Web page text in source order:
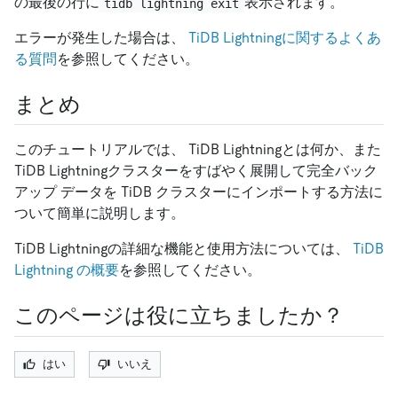
tidb lightning exit
エラーが発生した場合は、 TiDB Lightningに関するよくあ
る質問 を参照してください。
まとめ
このチュートリアルでは、 TiDB Lightningとは何か、また
TiDB Lightningクラスターをすばやく展開して完全バック
アップ データを TiDB クラスターにインポートする方法に
ついて簡単に説明します。
TiDB Lightningの詳細な機能と使用方法については、 TiDB
Lightning の概要を参照してください。
このページは役に立ちましたか？
はい いいえ